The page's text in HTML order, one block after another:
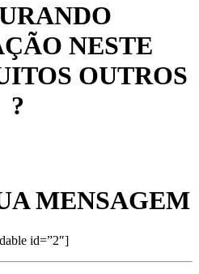
NESTE
OUTROS
?
MENSAGEM
id=”2″]